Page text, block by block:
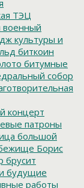
ТЭЦ
военный
культуры и
биткоин
битумные
собор
концерт
патроны
большой
Борис
брусит
будущие
работы